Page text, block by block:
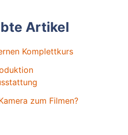
Artikel
Komplettkurs
zum Filmen?